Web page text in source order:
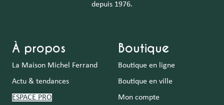
depuis 1976.
À propos
La Maison Michel Ferrand
Actu & tendances
ESPACE PRO
Boutique
Boutique en ligne
Boutique en ville
Mon compte